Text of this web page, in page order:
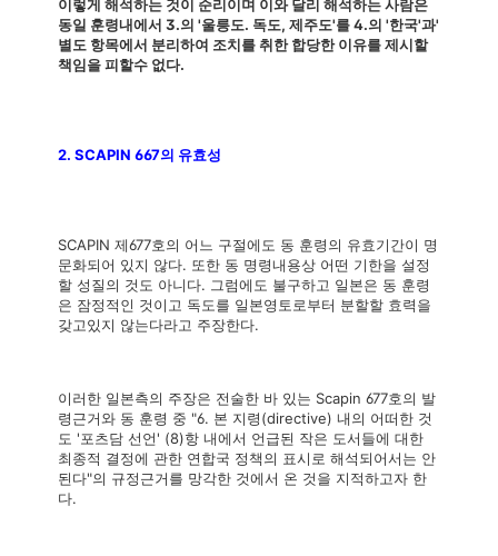
이렇게 해석하는 것이 순리이며 이와 달리 해석하는 사람은
동일 훈령내에서 3.의 '울릉도. 독도, 제주도'를 4.의 '한국'과'
별도 항목에서 분리하여 조치를 취한 합당한 이유를 제시할
책임을 피할수 없다.
2. SCAPIN 667의 유효성
SCAPIN 제677호의 어느 구절에도 동 훈령의 유효기간이 명
문화되어 있지 않다. 또한 동 명령내용상 어떤 기한을 설정
할 성질의 것도 아니다. 그럼에도 불구하고 일본은 동 훈령
은 잠정적인 것이고 독도를 일본영토로부터 분할할 효력을
갖고있지 않는다라고 주장한다.
이러한 일본측의 주장은 전술한 바 있는 Scapin 677호의 발
령근거와 동 훈령 중 "6. 본 지령(directive) 내의 어떠한 것
도 '포츠담 선언' (8)항 내에서 언급된 작은 도서들에 대한
최종적 결정에 관한 연합국 정책의 표시로 해석되어서는 안
된다"의 규정근거를 망각한 것에서 온 것을 지적하고자 한
다.